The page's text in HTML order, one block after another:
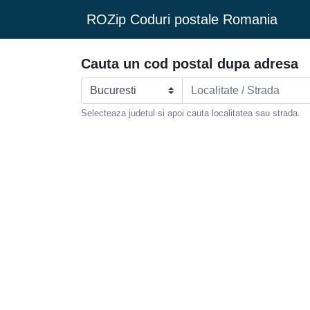
ROZip Coduri postale Romania
Cauta un cod postal dupa adresa
Selecteaza judetul si apoi cauta localitatea sau strada.